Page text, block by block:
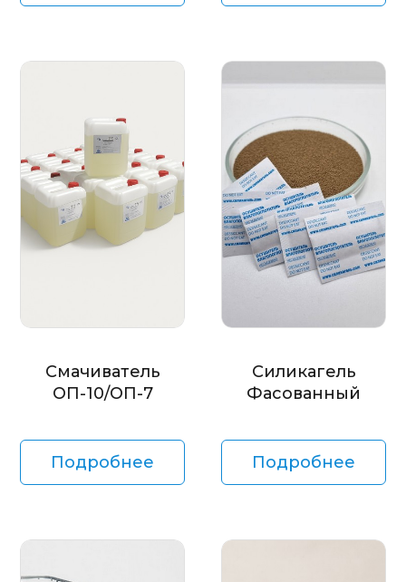
Смачиватель
ОП-10/ОП-7
Подробнее
Силикагель
Фасованный
Подробнее